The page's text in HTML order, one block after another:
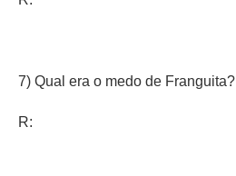
7) Qual era o medo de Franguita?
R: